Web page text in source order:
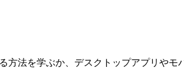
方法を学ぶか、デスクトップアプリや